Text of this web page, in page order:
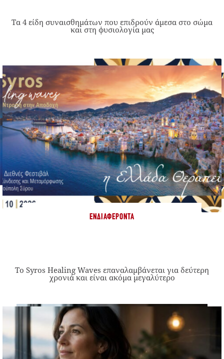
Τα 4 είδη συναισθημάτων που επιδρούν άμεσα στο σώμα
και στη φυσιολογία μας
ΕΝΔΙΑΦΈΡΟΝΤΑ
Το Syros Healing Waves επαναλαμβάνεται για δεύτερη
χρονιά και είναι ακόμα μεγαλύτερο